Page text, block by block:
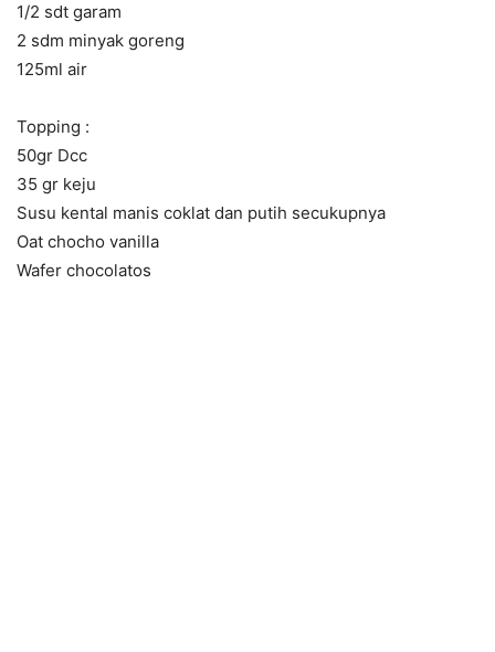
1/2 sdt garam
2 sdm minyak goreng
125ml air
Topping :
50gr Dcc
35 gr keju
Susu kental manis coklat dan putih secukupnya
Oat chocho vanilla
Wafer chocolatos